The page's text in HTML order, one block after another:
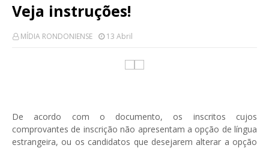
Veja instruções!
MÍDIA RONDONIENSE 13 Abril
De acordo com o documento, os inscritos cujos
comprovantes de inscrição não apresentam a opção de língua
estrangeira, ou os candidatos que desejarem alterar a opção